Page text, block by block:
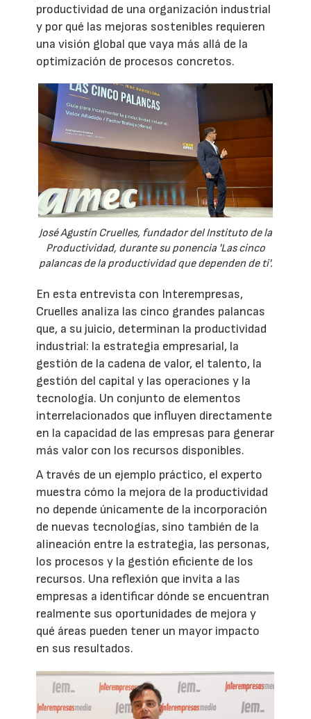
productividad de una organización industrial
y por qué las mejoras sostenibles requieren
una visión global que vaya más allá de la
optimización de procesos concretos.
José Agustín Cruelles, fundador del Instituto de la
Productividad, durante su ponencia 'Las cinco
palancas de la productividad que dependen de ti'.
En esta entrevista con Interempresas,
Cruelles analiza las cinco grandes palancas
que, a su juicio, determinan la productividad
industrial: la estrategia empresarial, la
gestión de la cadena de valor, el talento, la
gestión del capital y las operaciones y la
tecnología. Un conjunto de elementos
interrelacionados que influyen directamente
en la capacidad de las empresas para generar
más valor con los recursos disponibles.
A través de un ejemplo práctico, el experto
muestra cómo la mejora de la productividad
no depende únicamente de la incorporación
de nuevas tecnologías, sino también de la
alineación entre la estrategia, las personas,
los procesos y la gestión eficiente de los
recursos. Una reflexión que invita a las
empresas a identificar dónde se encuentran
realmente sus oportunidades de mejora y
qué áreas pueden tener un mayor impacto
en sus resultados.